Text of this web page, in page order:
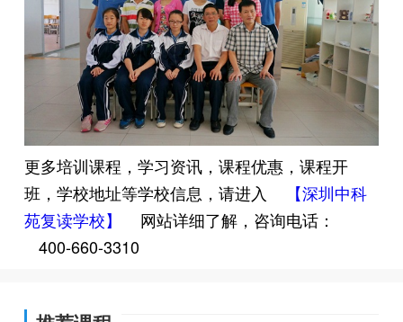
更多培训课程，学习资讯，课程优惠，课程开
班，学校地址等学校信息，请进入
【深圳中科
苑复读学校】
网站详细了解，咨询电话：
400-660-3310